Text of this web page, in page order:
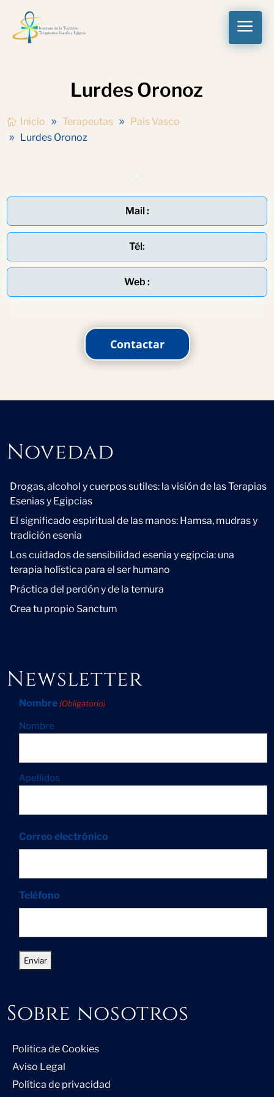
a
Lurdes Oronoz
Inicio Terapeutas
Pais Vasco
Lurdes Oronoz
Mail :
Tél:
Web :
Contactar
Novedad
Novedad
Drogas, alcohol y cuerpos sutiles: la visión de las Terapias
Esenias y Egipcias
El significado espiritual de las manos: Hamsa, mudras y
tradición esenia
Los cuidados de sensibilidad esenia y egipcia: una
terapia holística para el ser humano
Práctica del perdón y de la ternura
Crea tu propio Sanctum
Newsletter
Nombre (Obligatorio)
Nombre
Apellidos
Correo electrónico
Teléfono
Sobre nosotros
Politica de Cookies
Aviso Legal
Política de privacidad